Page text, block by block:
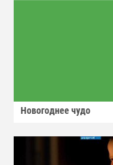
Новогоднее чудо